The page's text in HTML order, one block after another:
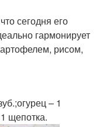
сегодня его
гармонирует
рисом,
– 1
щепотка.